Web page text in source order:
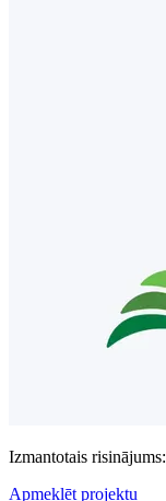
Izmantotais risinājums:
Apmeklēt projektu